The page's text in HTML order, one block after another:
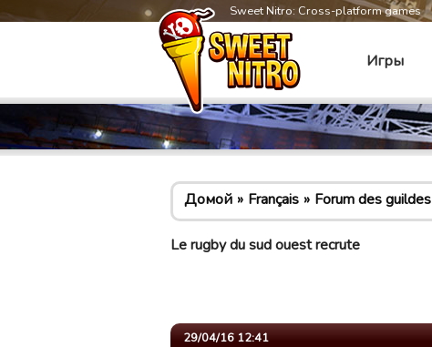
Sweet Nitro: Cross-platform games
Игры
Домой Français Forum des guildes
Le rugby du sud ouest recrute
29/04/16 12:41